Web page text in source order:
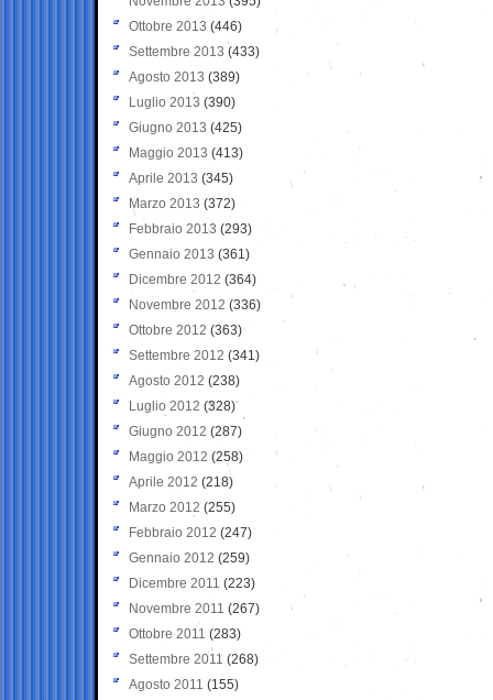
Ottobre 2013 (446)
Settembre 2013 (433)
Agosto 2013 (389)
Luglio 2013 (390)
Giugno 2013 (425)
Maggio 2013 (413)
Aprile 2013 (345)
Marzo 2013 (372)
Febbraio 2013 (293)
Gennaio 2013 (361)
Dicembre 2012 (364)
Novembre 2012 (336)
Ottobre 2012 (363)
Settembre 2012 (341)
Agosto 2012 (238)
Luglio 2012 (328)
Giugno 2012 (287)
Maggio 2012 (258)
Aprile 2012 (218)
Marzo 2012 (255)
Febbraio 2012 (247)
Gennaio 2012 (259)
Dicembre 2011 (223)
Novembre 2011 (267)
Ottobre 2011 (283)
Settembre 2011 (268)
Agosto 2011 (155)